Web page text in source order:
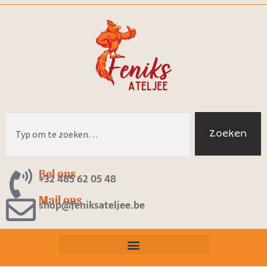
Zoeken
Bel ons
+32 485 62 05 48
Mail ons
shop@feniksateljee.be